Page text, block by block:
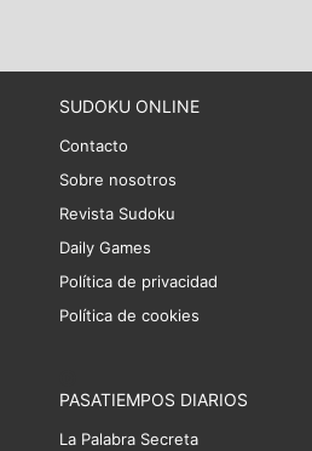
SUDOKU ONLINE
Contacto
Sobre nosotros
Revista Sudoku
Daily Games
Política de privacidad
Política de cookies
PASATIEMPOS DIARIOS
La Palabra Secreta